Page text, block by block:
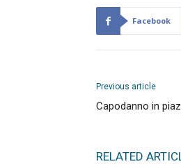
Facebook
Previous article
Capodanno in
RELATED